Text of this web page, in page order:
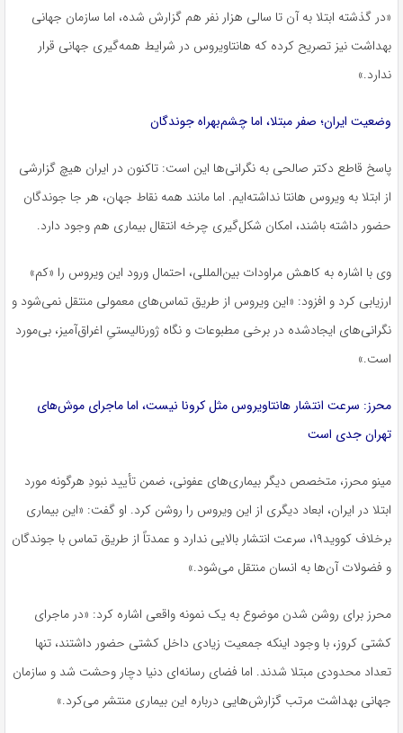
«در گذشته ابتلا به آن تا سالی هزار نفر هم گزارش شده، اما سازمان جهانی
بهداشت نیز تصریح کرده که هانتاویروس در شرایط همه‌گیری جهانی قرار
ندارد.»
وضعیت ایران؛ صفر مبتلا، اما چشم‌بهراه جوندگان
پاسخ قاطع دکتر صالحی به نگرانی‌ها این است: تاکنون در ایران هیچ گزارشی
از ابتلا به ویروس هانتا نداشته‌ایم. اما مانند همه نقاط جهان، هر جا جوندگان
حضور داشته باشند، امکان شکل‌گیری چرخه انتقال بیماری هم وجود دارد.
وی با اشاره به کاهش مراودات بین‌المللی، احتمال ورود این ویروس را «کم»
ارزیابی کرد و افزود: «این ویروس از طریق تماس‌های معمولی منتقل نمی‌شود و
نگرانی‌های ایجادشده در برخی مطبوعات و نگاه ژورنالیستیِ اغراق‌آمیز، بی‌مورد
است.»
محرز: سرعت انتشار هانتاویروس مثل کرونا نیست، اما ماجرای موش‌های
تهران جدی است
مینو محرز، متخصص دیگر بیماری‌های عفونی، ضمن تأیید نبودِ هرگونه مورد
ابتلا در ایران، ابعاد دیگری از این ویروس را روشن کرد. او گفت: «این بیماری
برخلاف کووید۱۹، سرعت انتشار بالایی ندارد و عمدتاً از طریق تماس با جوندگان
و فضولات آن‌ها به انسان منتقل می‌شود.»
محرز برای روشن شدن موضوع به یک نمونه واقعی اشاره کرد: «در ماجرای
کشتی کروز، با وجود اینکه جمعیت زیادی داخل کشتی حضور داشتند، تنها
تعداد محدودی مبتلا شدند. اما فضای رسانه‌ای دنیا دچار وحشت شد و سازمان
جهانی بهداشت مرتب گزارش‌هایی درباره این بیماری منتشر می‌کرد.»